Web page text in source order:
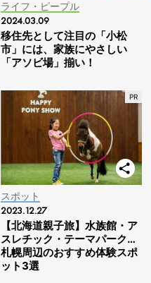
ライフ・ピープル
2024.03.09
移住先として注目の「小松
市」には、家族にやさしい
「アソビ場」揃い！
スポット
2023.12.27
【北海道親子旅】水族館・ア
スレチック・テーマパーク…
札幌周辺のおすすめ体験スポ
ット3選